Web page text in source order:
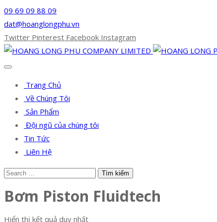
09 69 09 88 09
dat@hoanglongphu.vn
Twitter Pinterest Facebook Instagram
Trang Chủ
Về Chúng Tôi
Sản Phẩm
Đội ngũ của chúng tôi
Tin Tức
Liên Hệ
Bơm Piston Fluidtech
Hiển thị kết quả duy nhất